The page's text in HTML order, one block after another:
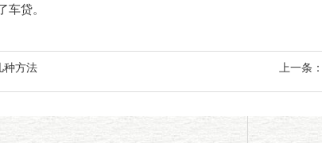
贷。
上一条：
种方法